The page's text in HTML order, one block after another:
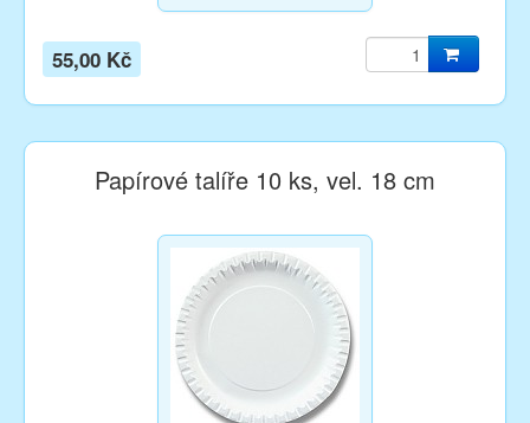
55,00 Kč
Papírové talíře 10 ks, vel. 18 cm